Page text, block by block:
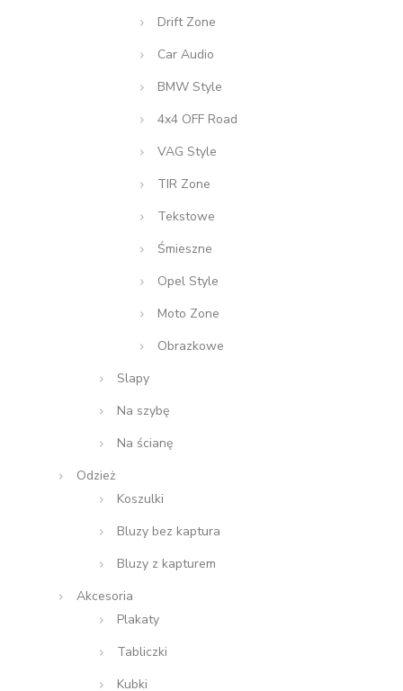
Drift Zone
Car Audio
BMW Style
4x4 OFF Road
VAG Style
TIR Zone
Tekstowe
Śmieszne
Opel Style
Moto Zone
Obrazkowe
Slapy
Na szybę
Na ścianę
Odzież
Koszulki
Bluzy bez kaptura
Bluzy z kapturem
Akcesoria
Plakaty
Tabliczki
Kubki